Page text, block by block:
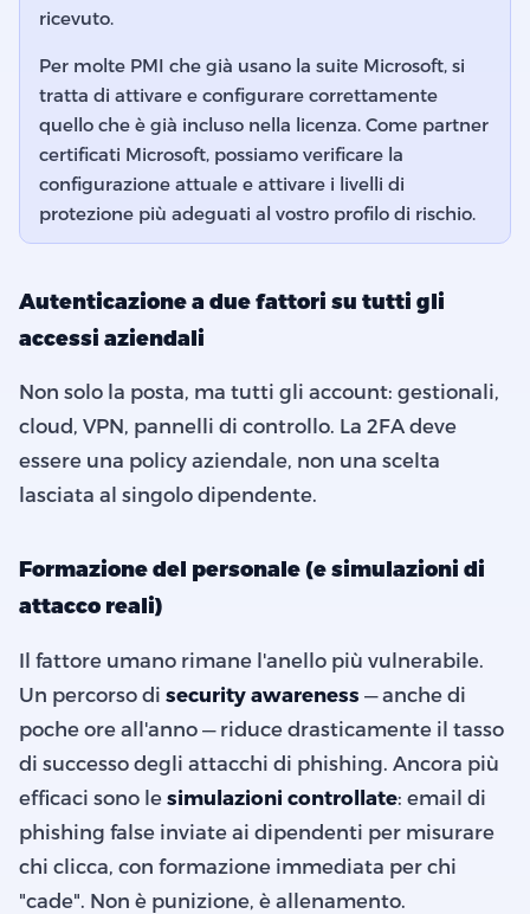
ricevuto.
Per molte PMI che già usano la suite Microsoft, si
tratta di attivare e configurare correttamente
quello che è già incluso nella licenza. Come partner
certificati Microsoft, possiamo verificare la
configurazione attuale e attivare i livelli di
protezione più adeguati al vostro profilo di rischio.
Autenticazione a due fattori su tutti gli
accessi aziendali
Non solo la posta, ma tutti gli account: gestionali,
cloud, VPN, pannelli di controllo. La 2FA deve
essere una policy aziendale, non una scelta
lasciata al singolo dipendente.
Formazione del personale (e simulazioni di
attacco reali)
Il fattore umano rimane l'anello più vulnerabile.
Un percorso di security awareness — anche di
poche ore all'anno — riduce drasticamente il tasso
di successo degli attacchi di phishing. Ancora più
efficaci sono le simulazioni controllate: email di
phishing false inviate ai dipendenti per misurare
chi clicca, con formazione immediata per chi
"cade". Non è punizione, è allenamento.